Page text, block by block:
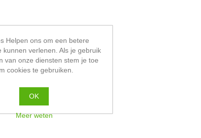
Helpen ons om een betere
kunnen verlenen. Als je gebruik
van onze diensten stem je toe
cookies te gebruiken.
OK
Meer weten